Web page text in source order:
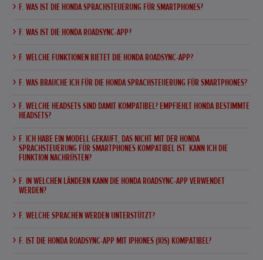
F. WAS IST DIE HONDA SPRACHSTEUERUNG FÜR SMARTPHONES?
F. WAS IST DIE HONDA ROADSYNC-APP?
F. WELCHE FUNKTIONEN BIETET DIE HONDA ROADSYNC-APP?
F. WAS BRAUCHE ICH FÜR DIE HONDA SPRACHSTEUERUNG FÜR SMARTPHONES?
F. WELCHE HEADSETS SIND DAMIT KOMPATIBEL? EMPFIEHLT HONDA BESTIMMTE
HEADSETS?
F. ICH HABE EIN MODELL GEKAUFT, DAS NICHT MIT DER HONDA
SPRACHSTEUERUNG FÜR SMARTPHONES KOMPATIBEL IST. KANN ICH DIE
FUNKTION NACHRÜSTEN?
F. IN WELCHEN LÄNDERN KANN DIE HONDA ROADSYNC-APP VERWENDET
WERDEN?
F. WELCHE SPRACHEN WERDEN UNTERSTÜTZT?
F. IST DIE HONDA ROADSYNC-APP MIT IPHONES (IOS) KOMPATIBEL?